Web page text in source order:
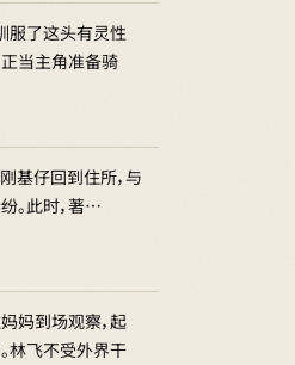
服了这头有灵性
正当主角准备骑
基仔回到住所，与
。此时，著…
妈到场观察，起
林飞不受外界干